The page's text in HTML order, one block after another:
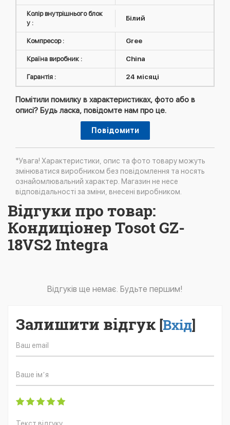
Колір внутрішнього блок
у :
Білий
Компресор : Gree
Країна виробник : China
Гарантія : 24 місяці
Помітили помилку в характеристиках, фото або в
описі? Будь ласка, повідомте нам про це.
Повідомити
*Увага! Характеристики, опис та фото товару можуть
змінюватися виробником без повідомлення та носять
ознайомлювальний характер. Магазин не несе
відповідальності за зміни, внесені виробником.
Відгуки про товар:
Кондиціонер Tosot GZ-
18VS2 Integra
Відгуків ще немає. Будьте першим!
Залишити відгук [Вхід]